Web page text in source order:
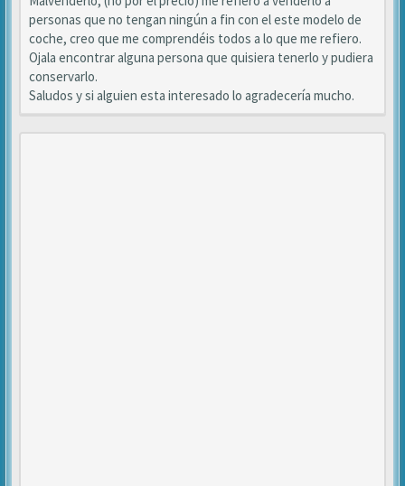
personas que no tengan ningún a fin con el este modelo de
coche, creo que me comprendéis todos a lo que me refiero.
Ojala encontrar alguna persona que quisiera tenerlo y pudiera
conservarlo.
Saludos y si alguien esta interesado lo agradecería mucho.